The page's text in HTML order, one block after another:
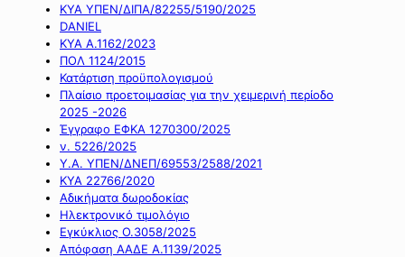
ΚΥΑ ΥΠΕΝ/ΔΙΠΑ/82255/5190/2025
DANIEL
ΚΥΑ Α.1162/2023
ΠΟΛ 1124/2015
Κατάρτιση προϋπολογισμού
Πλαίσιο προετοιμασίας για την χειμερινή περίοδο
2025 -2026
Έγγραφο ΕΦΚΑ 1270300/2025
ν. 5226/2025
Υ.Α. ΥΠΕΝ/ΔΝΕΠ/69553/2588/2021
ΚΥΑ 22766/2020
Αδικήματα δωροδοκίας
Ηλεκτρονικό τιμολόγιο
Εγκύκλιος Ο.3058/2025
Απόφαση ΑΑΔΕ Α.1139/2025